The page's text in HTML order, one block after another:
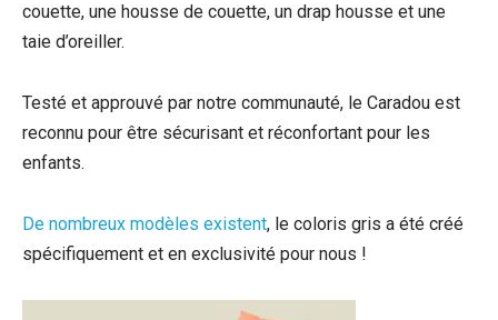
couette, une housse de couette, un drap housse et une
taie d’oreiller.
Testé et approuvé par notre communauté, le Caradou est
reconnu pour être sécurisant et réconfortant pour les
enfants.
De nombreux modèles existent, le coloris gris a été créé
spécifiquement et en exclusivité pour nous !